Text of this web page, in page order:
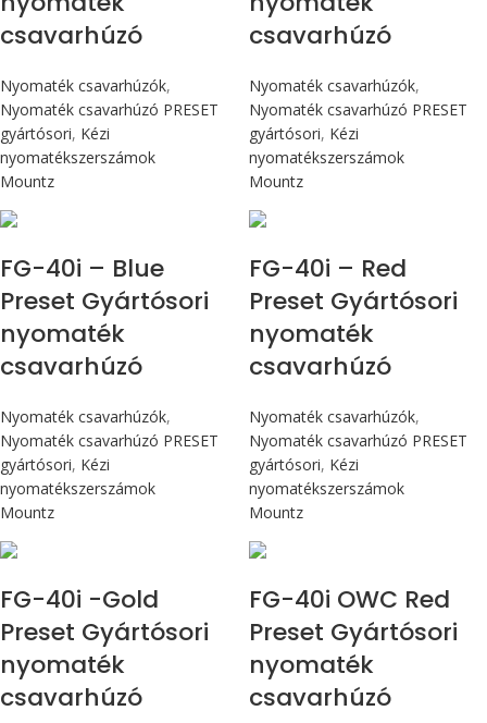
csavarhúzó
Nyomaték csavarhúzók,
Nyomaték csavarhúzó PRESET
gyártósori, Kézi
nyomatékszerszámok
Mountz
csavarhúzó
Nyomaték csavarhúzók,
Nyomaték csavarhúzó PRESET
gyártósori, Kézi
nyomatékszerszámok
Mountz
FG-40i – Blue
Preset Gyártósori
nyomaték
csavarhúzó
Nyomaték csavarhúzók,
Nyomaték csavarhúzó PRESET
gyártósori, Kézi
nyomatékszerszámok
Mountz
FG-40i – Red
Preset Gyártósori
nyomaték
csavarhúzó
Nyomaték csavarhúzók,
Nyomaték csavarhúzó PRESET
gyártósori, Kézi
nyomatékszerszámok
Mountz
FG-40i -Gold
Preset Gyártósori
nyomaték
csavarhúzó
FG-40i OWC Red
Preset Gyártósori
nyomaték
csavarhúzó